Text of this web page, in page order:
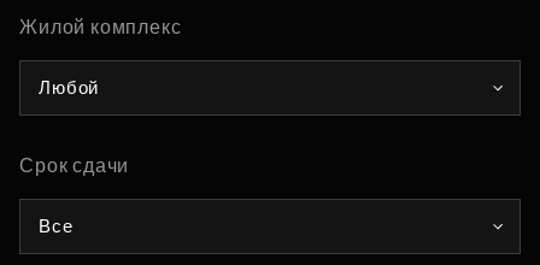
Жилой комплекс
Любой
Срок сдачи
Все